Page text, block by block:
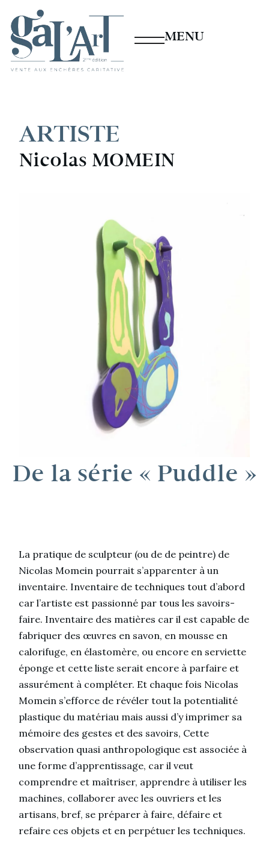
MENU
ARTISTE
Nicolas MOMEIN
De la série « Puddle »
La pratique de sculpteur (ou de de peintre) de
Nicolas Momein pourrait s’apparenter à un
inventaire. Inventaire de techniques tout d’abord
car l’artiste est passionné par tous les savoirs-
faire. Inventaire des matières car il est capable de
fabriquer des œuvres en savon, en mousse en
calorifuge, en élastomère, ou encore en serviette
éponge et cette liste serait encore à parfaire et
assurément à compléter. Et chaque fois Nicolas
Momein s’efforce de révéler tout la potentialité
plastique du matériau mais aussi d’y imprimer sa
mémoire des gestes et des savoirs, Cette
observation quasi anthropologique est associée à
une forme d’apprentissage, car il veut
comprendre et maîtriser, apprendre à utiliser les
machines, collaborer avec les ouvriers et les
artisans, bref, se préparer à faire, défaire et
refaire ces objets et en perpétuer les techniques.